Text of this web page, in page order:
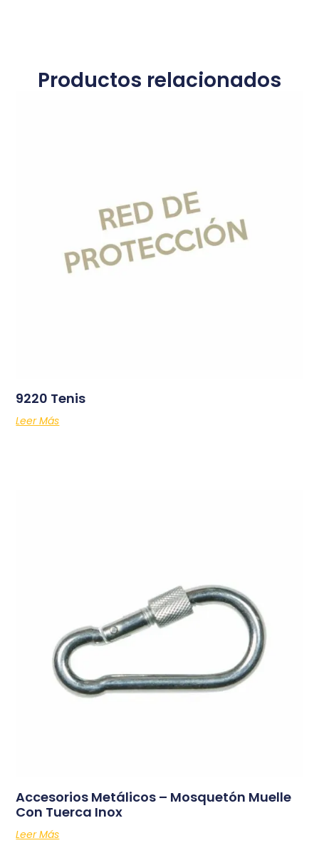
Productos relacionados
9220 Tenis
Leer Más
Accesorios Metálicos – Mosquetón Muelle
Con Tuerca Inox
Leer Más